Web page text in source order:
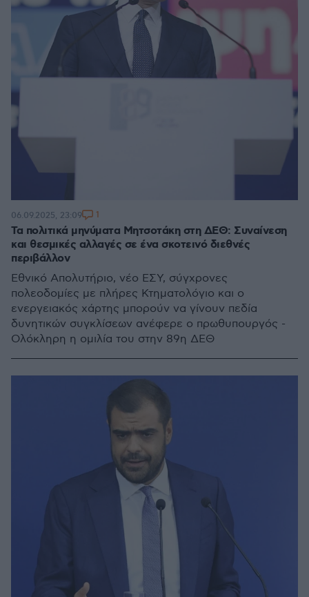
Τα πολιτικά μηνύματα Μητσοτάκη στη ΔΕΘ: Συναίνεση
και θεσμικές αλλαγές σε ένα σκοτεινό διεθνές
περιβάλλον
Εθνικό Απολυτήριο, νέο ΕΣΥ, σύγχρονες
πολεοδομίες με πλήρες Κτηματολόγιο και ο
ενεργειακός χάρτης μπορούν να γίνουν πεδία
δυνητικών συγκλίσεων ανέφερε ο πρωθυπουργός -
Ολόκληρη η ομιλία του στην 89η ΔΕΘ
06.09.2025, 23:09 1